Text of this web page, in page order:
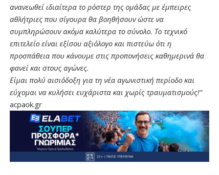
ανανεωθεί ιδιαίτερα το ρόστερ της ομάδας με έμπειρες
αθλήτριες που σίγουρα θα βοηθήσουν ώστε να
συμπληρώσουν ακόμα καλύτερα το σύνολο. Το τεχνικό
επιτελείο είναι εξίσου αξιόλογο και πιστεύω ότι η
προσπάθεια που κάνουμε στις προπονήσεις καθημερινά θα
φανεί και στους αγώνες.
Είμαι πολύ αισιόδοξη για τη νέα αγωνιστική περίοδο και
εύχομαι να κυλήσει ευχάριστα και χωρίς τραυματισμούς!”
acpaok.gr